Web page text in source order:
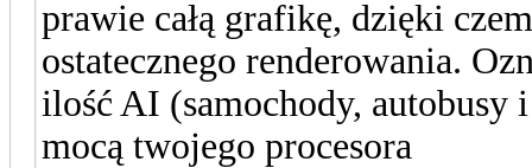
prawie całą grafikę, dzięki
ostatecznego renderowania.
ilość AI (samochody, autobusy
mocą twojego procesora